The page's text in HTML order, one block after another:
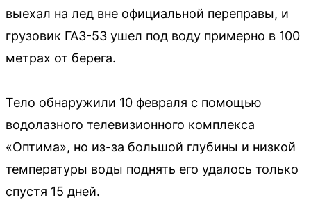
выехал на лед вне официальной переправы, и
грузовик ГАЗ-53 ушел под воду примерно в 100
метрах от берега.
Тело обнаружили 10 февраля с помощью
водолазного телевизионного комплекса
«Оптима», но из-за большой глубины и низкой
температуры воды поднять его удалось только
спустя 15 дней.